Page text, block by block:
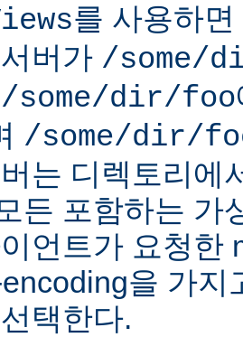
를 사용하
버가 /some/
/some/dir/foo
/some/dir/
는 디렉토리에
든 포함하는 가
언트가 요청한
을 가지
택한다.